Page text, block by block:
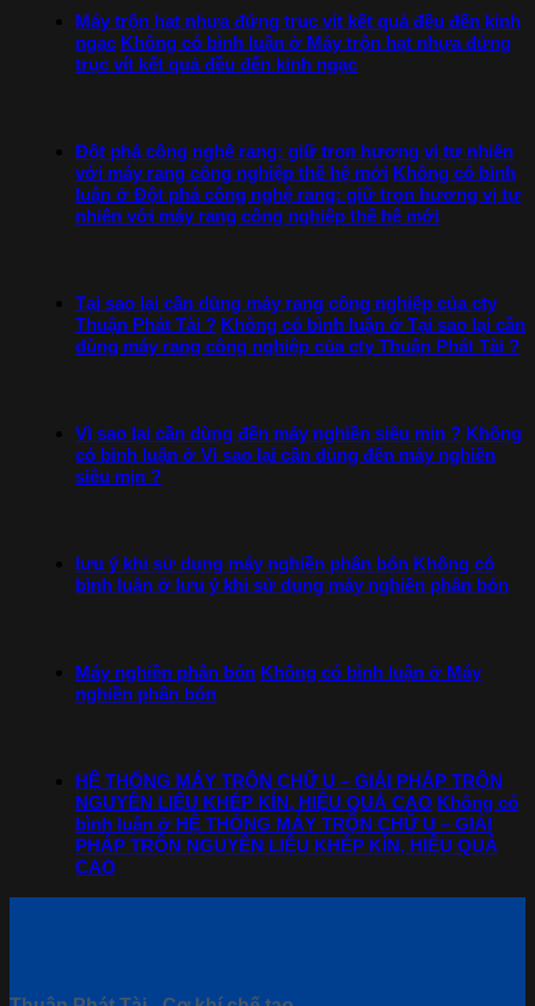
Máy trộn hạt nhựa đứng trục vít kết quả đều đến kinh
ngạc Không có bình luận ở Máy trộn hạt nhựa đứng
trục vít kết quả đều đến kinh ngạc
Đột phá công nghệ rang: giữ trọn hương vị tự nhiên
với máy rang công nghiệp thế hệ mới Không có bình
luận ở Đột phá công nghệ rang: giữ trọn hương vị tự
nhiên với máy rang công nghiệp thế hệ mới
Tại sao lại cần dùng máy rang công nghiệp của cty
Thuận Phát Tài ? Không có bình luận ở Tại sao lại cần
dùng máy rang công nghiệp của cty Thuận Phát Tài ?
Vì sao lại cần dùng đến máy nghiền siêu mịn ? Không
có bình luận ở Vì sao lại cần dùng đến máy nghiền
siêu mịn ?
lưu ý khi sử dụng máy nghiền phân bón Không có
bình luận ở lưu ý khi sử dụng máy nghiền phân bón
Máy nghiền phân bón Không có bình luận ở Máy
nghiền phân bón
HỆ THỐNG MÁY TRỘN CHỮ U – GIẢI PHÁP TRỘN
NGUYÊN LIỆU KHÉP KÍN, HIỆU QUẢ CAO Không có
bình luận ở HỆ THỐNG MÁY TRỘN CHỮ U – GIẢI
PHÁP TRỘN NGUYÊN LIỆU KHÉP KÍN, HIỆU QUẢ
CAO